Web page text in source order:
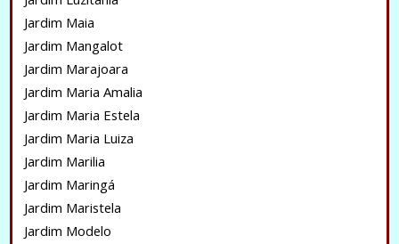
Jardim Maia
Jardim Mangalot
Jardim Marajoara
Jardim Maria Amalia
Jardim Maria Estela
Jardim Maria Luiza
Jardim Marilia
Jardim Maringá
Jardim Maristela
Jardim Modelo